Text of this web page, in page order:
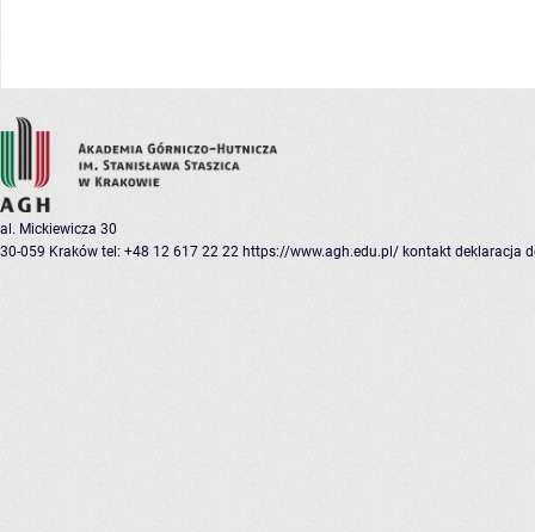
al. Mickiewicza 30
30-059 Kraków tel: +48 12 617 22 22 https://www.agh.edu.pl/ kontakt deklaracja